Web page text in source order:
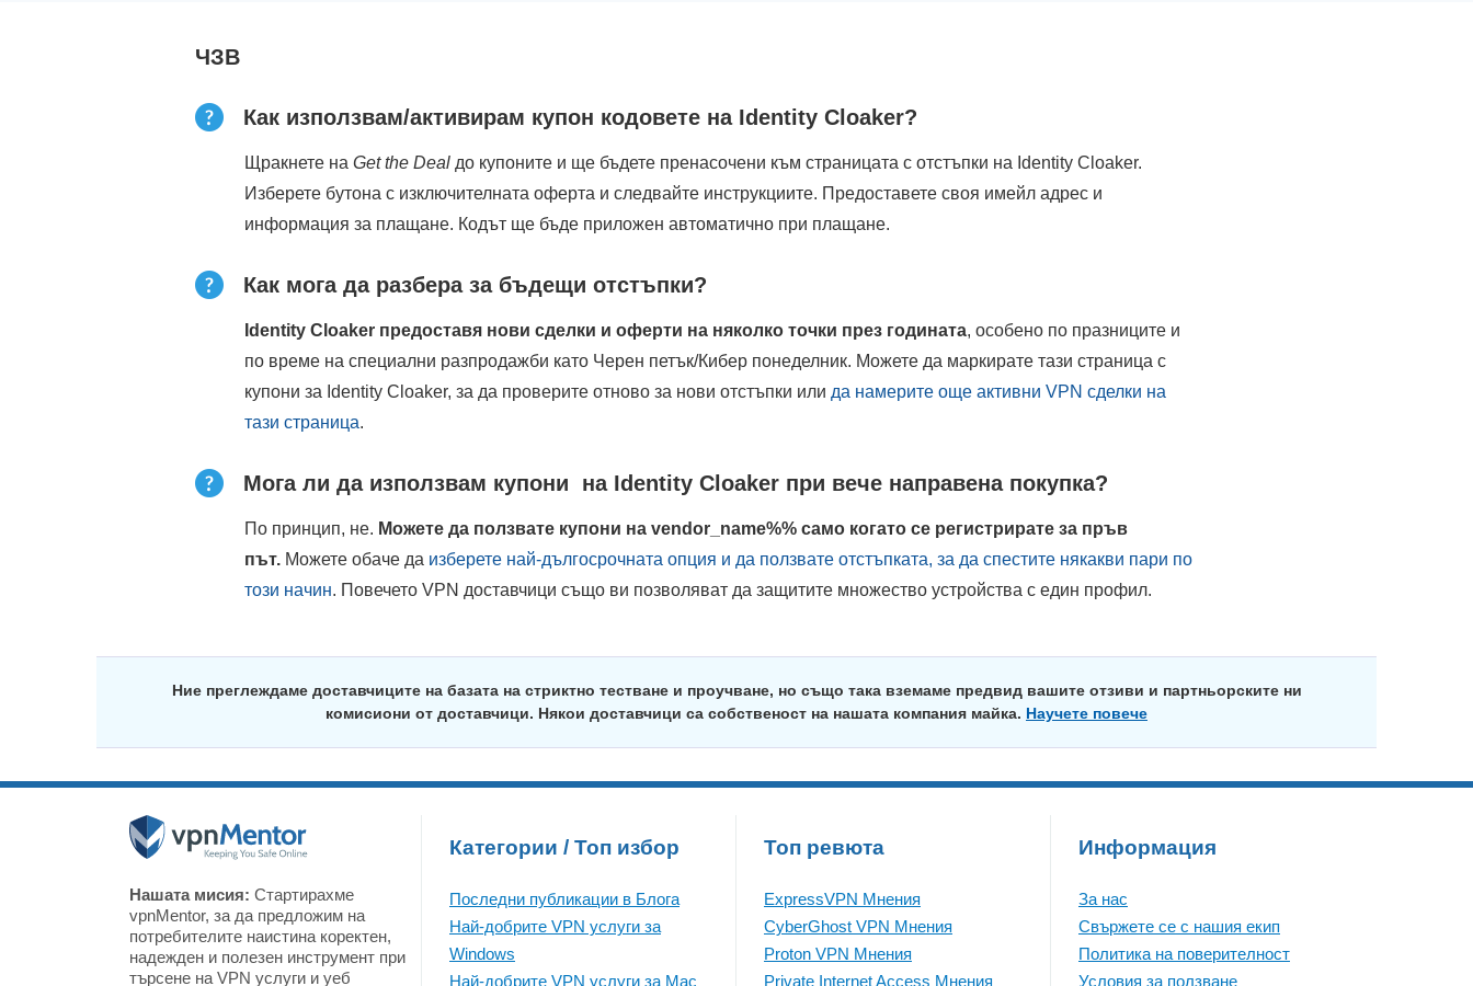
ЧЗВ
Как използвам/активирам купон кодовете на Identity Cloaker?
Щракнете на Get the Deal до купоните и ще бъдете пренасочени към страницата с отстъпки на Identity Cloaker.
Изберете бутона с изключителната оферта и следвайте инструкциите. Предоставете своя имейл адрес и
информация за плащане. Кодът ще бъде приложен автоматично при плащане.
Как мога да разбера за бъдещи отстъпки?
Identity Cloaker предоставя нови сделки и оферти на няколко точки през годината, особено по празниците и
по време на специални разпродажби като Черен петък/Кибер понеделник. Можете да маркирате тази страница с
купони за Identity Cloaker, за да проверите отново за нови отстъпки или да намерите още активни VPN сделки на
тази страница.
Мога ли да използвам купони на Identity Cloaker при вече направена покупка?
По принцип, не. Можете да ползвате купони на vendor_name%% само когато се регистрирате за пръв
път. Можете обаче да изберете най-дългосрочната опция и да ползвате отстъпката, за да спестите някакви пари по
този начин. Повечето VPN доставчици също ви позволяват да защитите множество устройства с един профил.
Ние преглеждаме доставчиците на базата на стриктно тестване и проучване, но също така вземаме предвид вашите отзиви и партньорските ни
комисиони от доставчици. Някои доставчици са собственост на нашата компания майка. Научете повече
Нашата мисия: Стартирахме
vpnMentor, за да предложим на
потребителите наистина коректен,
надежден и полезен инструмент при
търсене на VPN услуги и уеб
Категории / Топ избор
Последни публикации в Блога
Най-добрите VPN услуги за
Windows
Най-добрите VPN услуги за Mac
Топ ревюта
ExpressVPN Mнения
CyberGhost VPN Mнения
Proton VPN Mнения
Private Internet Access Mнения
Информация
За нас
Свържете се с нашия екип
Политика на поверителност
Условия за ползване